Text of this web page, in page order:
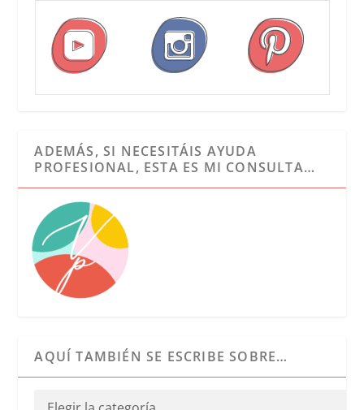
ADEMÁS, SI NECESITÁIS AYUDA
PROFESIONAL, ESTA ES MI CONSULTA…
AQUÍ TAMBIÉN SE ESCRIBE SOBRE…